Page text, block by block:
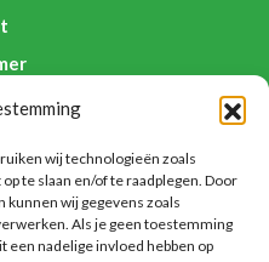
wij technologieën zoals
te slaan en/of te raadplegen. Door
wij gegevens zoals
Als je geen toestemming
een nadelige invloed hebben op
van: